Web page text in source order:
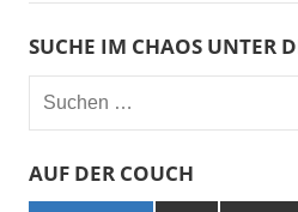
SUCHE IM CHAOS UNTER
Suchen
AUF DER COUCH